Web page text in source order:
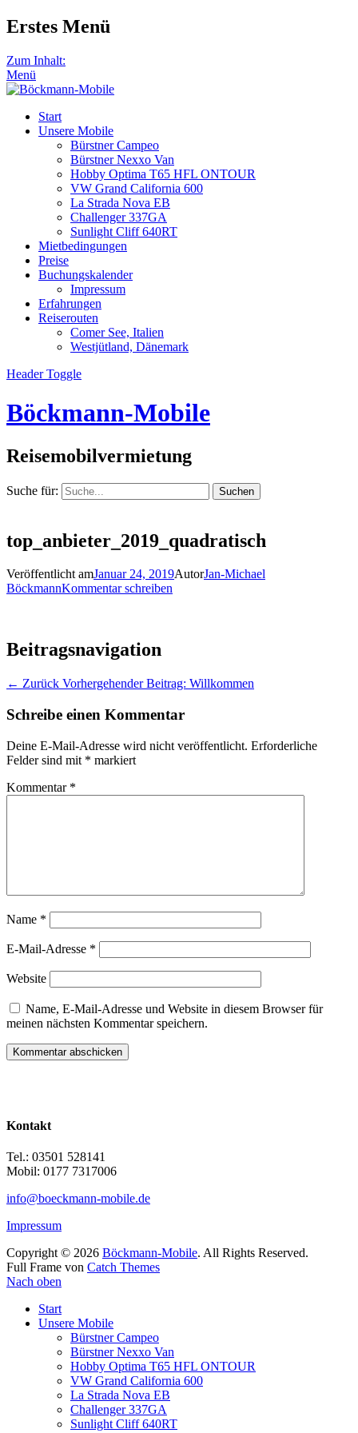
Erstes Menü
Zum Inhalt:
Menü
Start
Unsere Mobile
Bürstner Campeo
Bürstner Nexxo Van
Hobby Optima T65 HFL ONTOUR
VW Grand California 600
La Strada Nova EB
Challenger 337GA
Sunlight Cliff 640RT
Mietbedingungen
Preise
Buchungskalender
Impressum
Erfahrungen
Reiserouten
Comer See, Italien
Westjütland, Dänemark
Header Toggle
Böckmann-Mobile
Reisemobilvermietung
Suche für:
top_anbieter_2019_quadratisch
Veröffentlicht amJanuar 24, 2019AutorJan-Michael
BöckmannKommentar schreiben
Beitragsnavigation
← Zurück Vorhergehender Beitrag: Willkommen
Schreibe einen Kommentar
Deine E-Mail-Adresse wird nicht veröffentlicht. Erforderliche
Felder sind mit * markiert
Kommentar *
Name *
E-Mail-Adresse *
Website
Name, E-Mail-Adresse und Website in diesem Browser für
meinen nächsten Kommentar speichern.
Kontakt
Tel.: 03501 528141
Mobil: 0177 7317006
info@boeckmann-mobile.de
Impressum
Copyright © 2026 Böckmann-Mobile. All Rights Reserved.
Full Frame von Catch Themes
Nach oben
Start
Unsere Mobile
Bürstner Campeo
Bürstner Nexxo Van
Hobby Optima T65 HFL ONTOUR
VW Grand California 600
La Strada Nova EB
Challenger 337GA
Sunlight Cliff 640RT